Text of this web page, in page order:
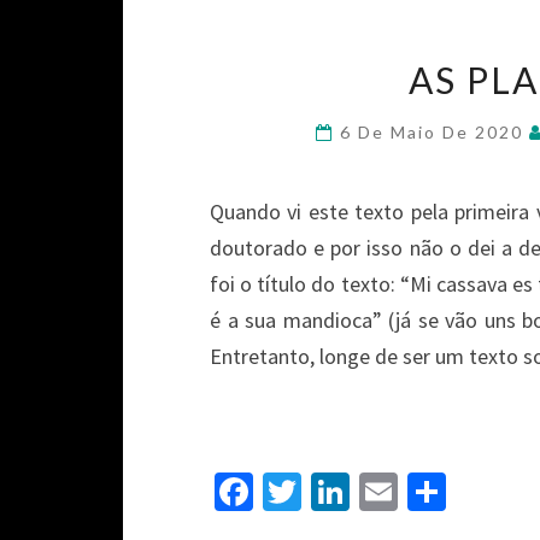
AS
6 De Maio De 2020
Quando vi este texto pela primeira
doutorado e por isso não o dei a
foi o título do texto: “Mi cassava es
é a sua mandioca” (já se vão uns
Entretanto, longe de ser um texto
Fa T
Li E